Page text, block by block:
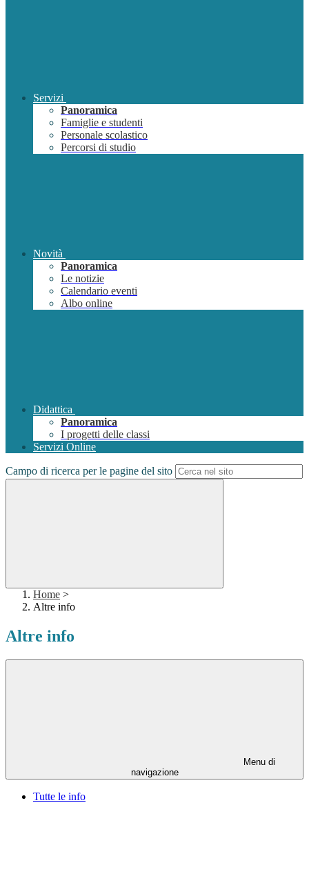
Servizi
Panoramica
Famiglie e studenti
Personale scolastico
Percorsi di studio
Novità
Panoramica
Le notizie
Calendario eventi
Albo online
Didattica
Panoramica
I progetti delle classi
Servizi Online
Campo di ricerca per le pagine del sito
Home >
Altre info
Altre info
Menu di
navigazione
Tutte le info